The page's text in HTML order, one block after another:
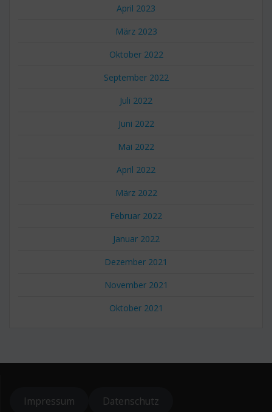
April 2023
März 2023
Oktober 2022
September 2022
Juli 2022
Juni 2022
Mai 2022
April 2022
März 2022
Februar 2022
Januar 2022
Dezember 2021
November 2021
Oktober 2021
Impressum Datenschutz